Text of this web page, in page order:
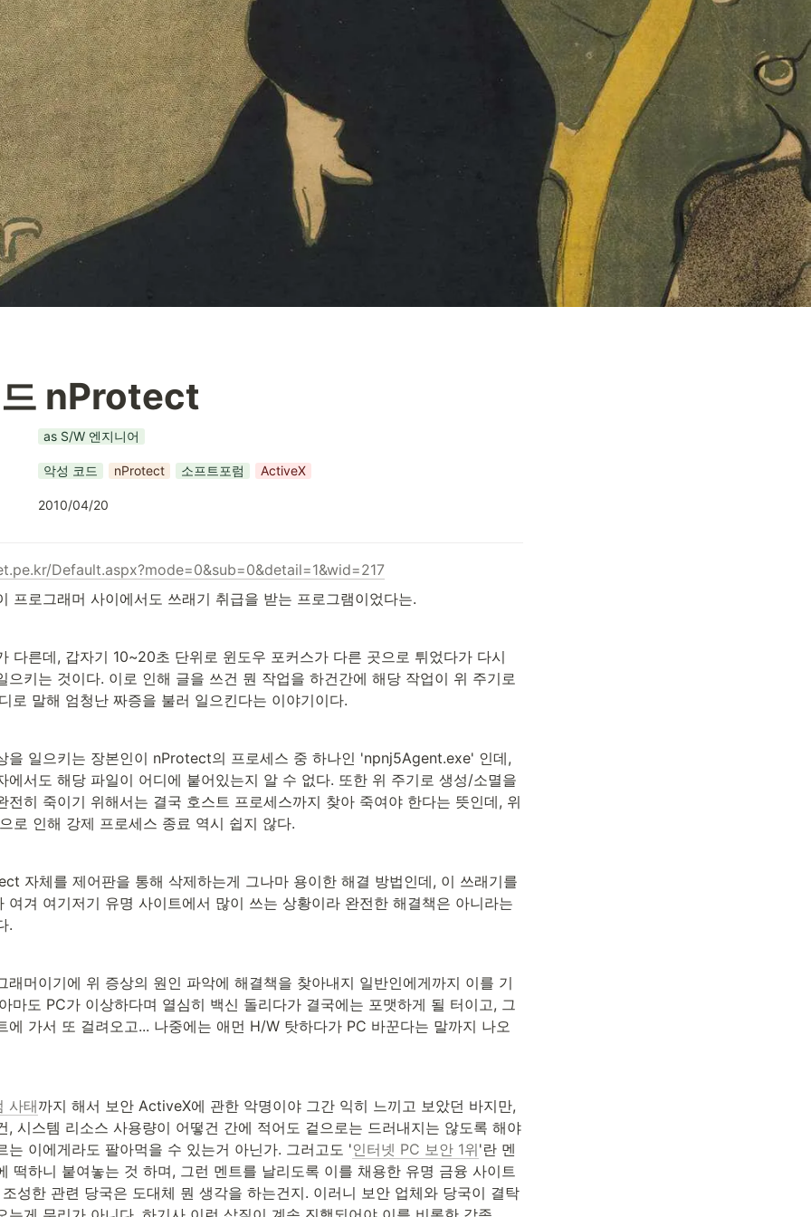
nProtect
as S/W 엔지니어
악성 코드 nProtect 소프트포럼 ActiveX
2010/04/20
Default.aspx?mode=0&sub=0&detail=1&wid=217
프로그래머 사이에서도 쓰래기 취급을 받는 프로그램이었다는.
다른데, 갑자기 10~20초 단위로 윈도우 포커스가 다른 곳으로 튀었다가 다시
으키는 것이다. 이로 인해 글을 쓰건 뭔 작업을 하건간에 해당 작업이 위 주기로
로 말해 엄청난 짜증을 불러 일으킨다는 이야기이다.
을 일으키는 장본인이 nProtect의 프로세스 중 하나인 'npnj5Agent.exe' 인데,
에서도 해당 파일이 어디에 붙어있는지 알 수 없다. 또한 위 주기로 생성/소멸을
전히 죽이기 위해서는 결국 호스트 프로세스까지 찾아 죽여야 한다는 뜻인데, 위
로 인해 강제 프로세스 종료 역시 쉽지 않다.
자체를 제어판을 통해 삭제하는게 그나마 용이한 해결 방법인데, 이 쓰래기를
여겨 여기저기 유명 사이트에서 많이 쓰는 상황이라 완전한 해결책은 아니라는
.
래머이기에 위 증상의 원인 파악에 해결책을 찾아내지 일반인에게까지 이를 기
마도 PC가 이상하다며 열심히 백신 돌리다가 결국에는 포맷하게 될 터이고, 그
에 가서 또 걸려오고... 나중에는 애먼 H/W 탓하다가 PC 바꾼다는 말까지 나오
사태까지 해서 보안 ActiveX에 관한 악명이야 그간 익히 느끼고 보았던 바지만,
, 시스템 리소스 사용량이 어떻건 간에 적어도 겉으로는 드러내지는 않도록 해야
는 이에게라도 팔아먹을 수 있는거 아닌가. 그러고도 '인터넷 PC 보안 1위'란 멘
떡하니 붙여놓는 것 하며, 그런 멘트를 날리도록 이를 채용한 유명 금융 사이트
성한 관련 당국은 도대체 뭔 생각을 하는건지. 이러니 보안 업체와 당국이 결탁